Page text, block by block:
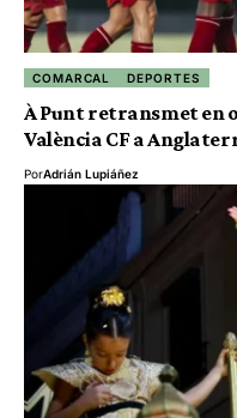
COMARCAL DEPORTES
À Punt retransmet en
València CF a
PorAdrián Lupiáñez